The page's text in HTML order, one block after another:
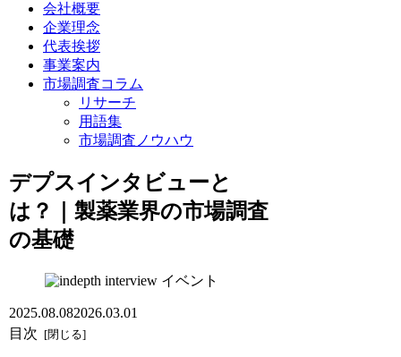
会社概要
企業理念
代表挨拶
事業案内
市場調査コラム
リサーチ
用語集
市場調査ノウハウ
デプスインタビューと
は？｜製薬業界の市場調査
の基礎
イベント
2025.08.082026.03.01
目次